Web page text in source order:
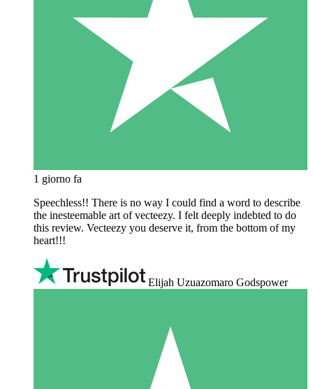
1 giorno fa
Speechless!! There is no way I could find a word to describe
the inesteemable art of vecteezy. I felt deeply indebted to do
this review. Vecteezy you deserve it, from the bottom of my
heart!!!
Elijah Uzuazomaro Godspower